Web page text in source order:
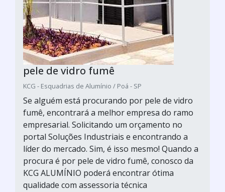
pele de vidro fumê
KCG - Esquadrias de Alumínio / Poá - SP
Se alguém está procurando por pele de vidro
fumê, encontrará a melhor empresa do ramo
empresarial. Solicitando um orçamento no
portal Soluções Industriais e encontrando a
líder do mercado. Sim, é isso mesmo! Quando a
procura é por pele de vidro fumê, conosco da
KCG ALUMÍNIO poderá encontrar ótima
qualidade com assessoria técnica